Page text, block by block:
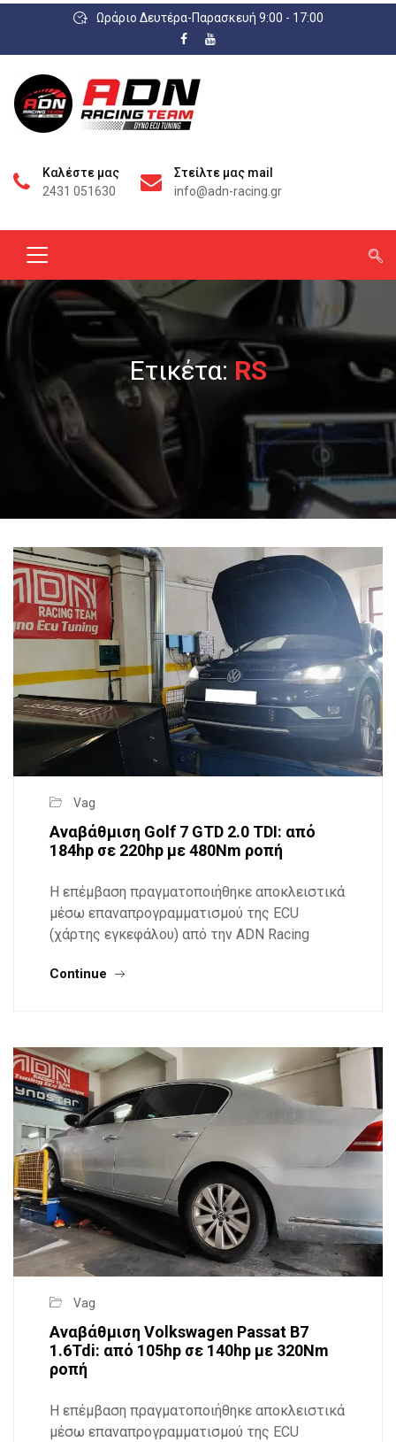
Ωράριο Δευτέρα-Παρασκευή 9:00 - 17:00
Καλέστε μας
2431 051630
Στείλτε μας mail
info@adn-racing.gr
Ετικέτα: RS
Vag
Αναβάθμιση Golf 7 GTD 2.0 TDI: από
184hp σε 220hp με 480Nm ροπή
Η επέμβαση πραγματοποιήθηκε αποκλειστικά
μέσω επαναπρογραμματισμού της ECU
(χάρτης εγκεφάλου) από την ADN Racing
Continue
Vag
Αναβάθμιση Volkswagen Passat Β7
1.6Tdi: από 105hp σε 140hp με 320Nm
ροπή
Η επέμβαση πραγματοποιήθηκε αποκλειστικά
μέσω επαναπρογραμματισμού της ECU